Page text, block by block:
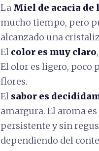
La Miel de acacia
mucho tiempo, pero
alcanzado una
El color es muy claro
El olor es ligero, poco
flores.
El sabor es
amargura. El aroma
persistente y sin
dependiendo del